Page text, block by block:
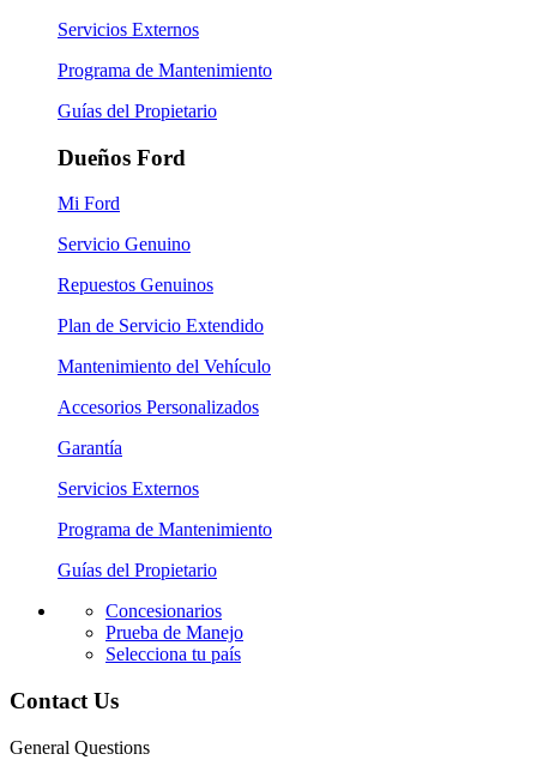
Servicios Externos
Programa de Mantenimiento
Guías del Propietario
Dueños Ford
Mi Ford
Servicio Genuino
Repuestos Genuinos
Plan de Servicio Extendido
Mantenimiento del Vehículo
Accesorios Personalizados
Garantía
Servicios Externos
Programa de Mantenimiento
Guías del Propietario
Concesionarios
Prueba de Manejo
Selecciona tu país
Contact Us
General Questions